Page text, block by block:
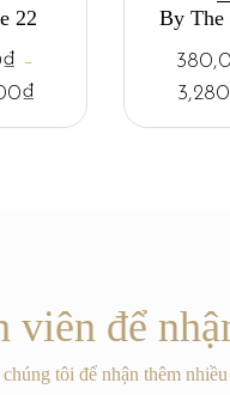
22
₫ –
₫
By The
viên để
tôi để nhận thêm